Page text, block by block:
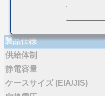
製品仕様
供給体制
静電容量
ケースサイズ (EIA/JIS)